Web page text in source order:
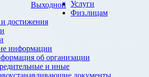
Выходной
достижения
информации
об организации
и иные
документы
Услуги
Физ.лицам